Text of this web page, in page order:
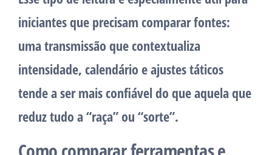
iniciantes que precisam comparar fontes:
uma transmissão que contextualiza
intensidade, calendário e ajustes táticos
tende a ser mais confiável do que aquela que
reduz tudo a “raça” ou “sorte”.